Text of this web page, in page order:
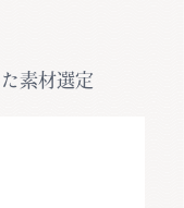
た素材選定